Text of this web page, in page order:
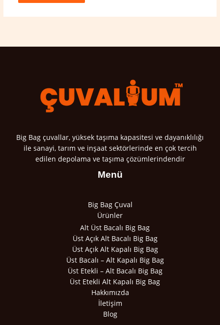
Big Bag çuvallar, yüksek taşıma kapasitesi ve dayanıklılığı
ile sanayi, tarım ve inşaat sektörlerinde en çok tercih
edilen depolama ve taşıma çözümlerindendir
Menü
Big Bag Çuval
Ürünler
Alt Üst Bacalı Big Bag
Üst Açık Alt Bacalı Big Bag
Üst Açık Alt Kapalı Big Bag
Üst Bacalı – Alt Kapalı Big Bag
Üst Etekli – Alt Bacalı Big Bag
Üst Etekli Alt Kapalı Big Bag
Hakkımızda
İletişim
Blog